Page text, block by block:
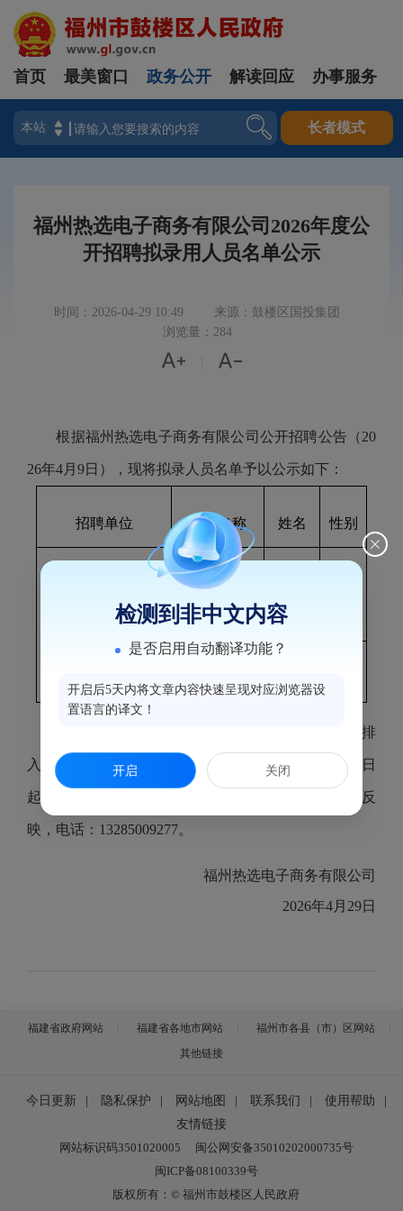
登录
首页 最美窗口 政务公开 解读回应 办事服务
长者模式
福州热选电子商务有限公司2026年度公
开招聘拟录用人员名单公示
时间：2026-04-29 10:49
来源：鼓楼区国投集团
浏览量：284
 
根据福州热选电子商务有限公司公开招聘公告（20
26年4月9日 ），现将拟录人员名单予以公示如下：
招聘单位 岗位名称 姓名 性别
福州热选电子商务
有限公司
高级业务经
理 虹
安排
入职体检等步骤。如对公示对象有异议，请于公示之日
起5个工作日内向 公司综合部反
映，电话： 13285009277。
福州热选电子商务有限公司
2026年4月 29日
福建省政府网站 福建省各地市网站
福州市各县（市）区网站
其他链接
今日更新 隐私保护 网站地图 联系我们 使用帮助
友情链接
网站标识码3501020005
闽公网安备35010202000735号
闽ICP备08100339号
版权所有：© 福州市鼓楼区人民政府
检测到非中文内容
是否启用自动翻译功能？
开启后5天内将文章内容快速呈现对应浏览器设
置语言的译文！
开启 关闭